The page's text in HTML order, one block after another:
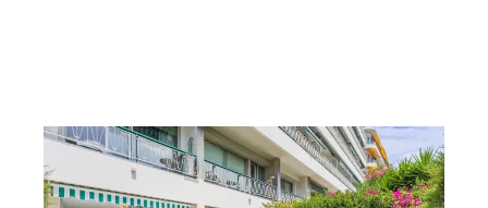
NICE 06
2, 3 pièces
Ref : 544